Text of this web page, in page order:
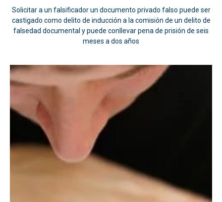
Solicitar a un falsificador un documento privado falso puede ser
castigado como delito de inducción a la comisión de un delito de
falsedad documental y puede conllevar pena de prisión de seis
meses a dos años